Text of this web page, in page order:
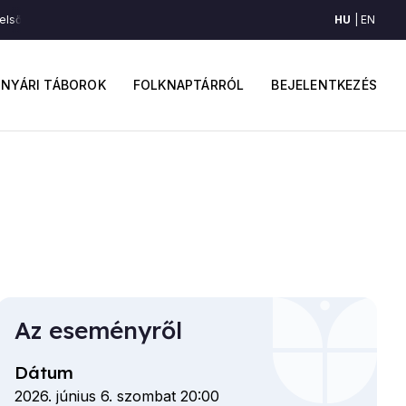
fiók
menüje
BEJELENTKEZÉS
NYÁRI TÁBOROK FOLKNAPTÁRRÓL
háromszéki törzstáncok (Felső-Háromszék) Felső-háromszéki
HU EN
Az eseményről
Dátum
2026. június 6. szombat 20:00